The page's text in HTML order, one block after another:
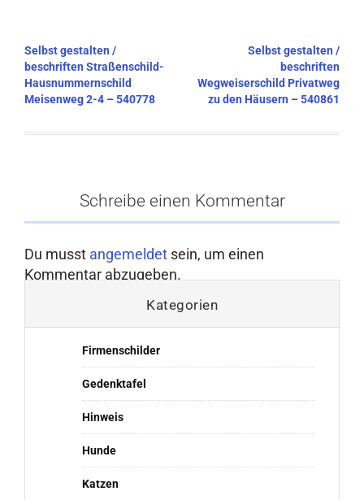
Beitragsnavigation
Selbst gestalten /
beschriften Straßenschild-
Hausnummernschild
Meisenweg 2-4 – 540778
Selbst gestalten /
beschriften
Wegweiserschild Privatweg
zu den Häusern – 540861
Schreibe einen Kommentar
Du musst angemeldet sein, um einen
Kommentar abzugeben.
Kategorien
Firmenschilder
Gedenktafel
Hinweis
Hunde
Katzen